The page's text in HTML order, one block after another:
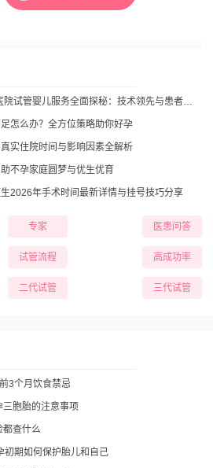
管婴儿服务全面探秘：技术领先与患者高满意度
怎么办？全方位策略助你好孕
实住院时间与影响因素全解析
不孕家庭圆梦与优生优育
2026年手术时间最新详情与挂号技巧分享
专家 医患问答
试管流程 高成功率
二代试管 三代试管
3个月饮食禁忌
胞胎的注意事项
都查什么
初期如何保护胎儿和自己